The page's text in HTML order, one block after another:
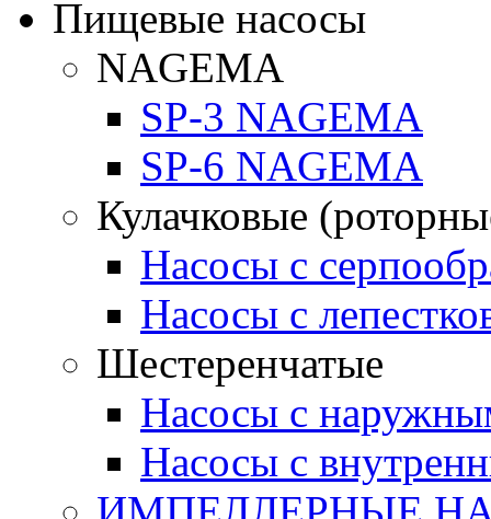
Пищевые насосы
NAGEMA
SP-3 NAGEMA
SP-6 NAGEMA
Кулачковые
Насосы с
Насосы с
Шестеренчатые
Насосы с
Насосы с